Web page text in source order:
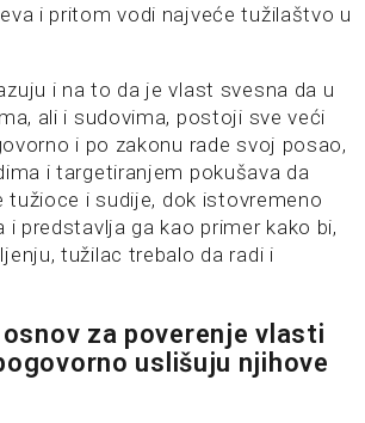
i pritom vodi najveće tužilaštvo u
i na to da je vlast svesna da u
ali i sudovima, postoji sve veći
i po zakonu rade svoj posao,
i targetiranjem pokušava da
tužioce i sudije, dok istovremeno
i predstavlja ga kao primer kako bi,
tužilac trebalo da radi i
za poverenje vlasti
uslišuju njihove